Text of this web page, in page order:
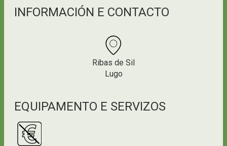
INFORMACIÓN E CONTACTO
Ribas de Sil
Lugo
EQUIPAMENTO E SERVIZOS